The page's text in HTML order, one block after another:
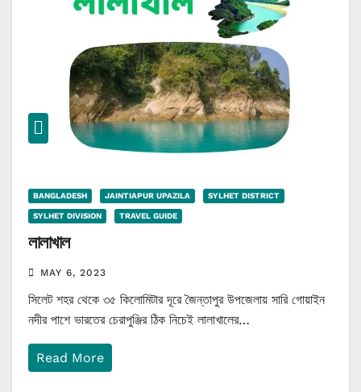
BANGLADESH JAINTIAPUR UPAZILA SYLHET DISTRICT
SYLHET DIVISION TRAVEL GUIDE
লালাখাল
MAY 6, 2023
সিলেট শহর থেকে ৩৫ কিলোমিটার দূরে জৈন্তাপুর উপজেলায় সারি গোয়াইন
নদীর পাশে ভারতের চেরাপুঞ্জির ঠিক নিচেই লালাখালের…
Read More